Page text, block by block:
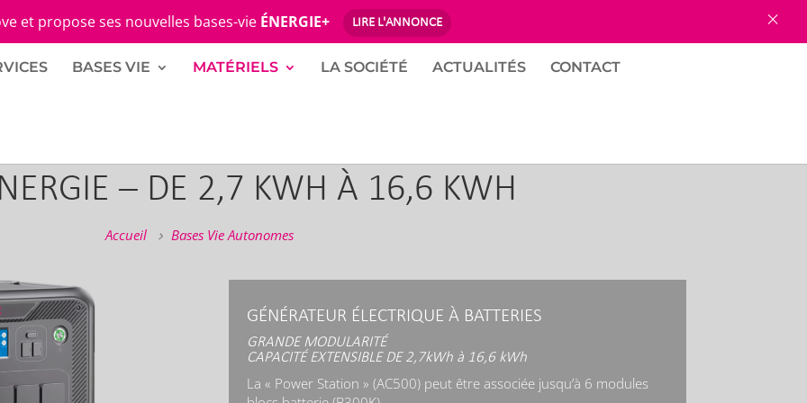
BASES VIE MATÉRIELS LA SOCIÉTÉ ACTUALITÉS CONTACT
– DE 2,7 KWH À 16,6 KWH
Accueil Bases Vie Autonomes
GÉNÉRATEUR ÉLECTRIQUE À BATTERIES
GRANDE MODULARITÉ
CAPACITÉ EXTENSIBLE DE 2,7kWh à 16,6 kWh
La « Power Station » (AC500) peut être associée jusqu’à 6 modules
et propose ses nouvelles bases-vie ÉNERGIE+ LIRE L'ANNONCE ×